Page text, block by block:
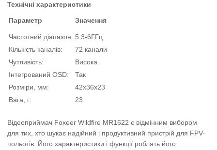
Технічні характеристики
Параметр Значення
Частотний діапазон: 5,3-6ГГц
Кількість каналів:
72 канали
Чутливість:
Висока
Інтегрований OSD:
Так
Розміри, мм:
42х36х23
Вага, г:
23
Відеоприймач Foxeer Wildfire MR1622 є відмінним вибором
для тих, хто шукає надійний і продуктивний пристрій для FPV-
польотів. Його характеристики і функції роблять його